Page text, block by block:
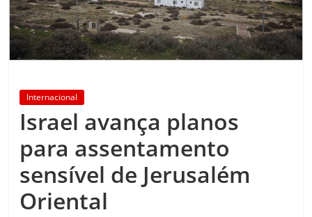
Internacional
Israel avança planos
para assentamento
sensível de Jerusalém
Oriental